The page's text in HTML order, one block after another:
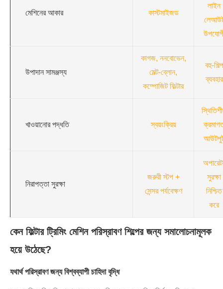
মেশিনের আকার কাস্টমাইজড
লাইন
উপাদান সামঞ্জস্য
কাগজ, ননবোভেন,
মেল্ট-ব্লোন,
কম্পোজিট ফিল্টার
বহু-শিল্প
ব্যবহার
খাওয়ানোর পদ্ধতি স্বয়ংক্রিয়
নিরাপত্তা সুরক্ষা
জরুরী স্টপ +
সেন্সর পর্যবেক্ষণ
সুরক্ষা
নিশ্চিত
করে
কেন ফিল্টার ট্রিমিং মেশিন পরিস্রাবণ শিল্পের জন্য সমালোচনামূলক
হয়ে উঠেছে?
যথার্থ পরিস্রাবণ জন্য বিশ্বব্যাপী চাহিদা বৃদ্ধি